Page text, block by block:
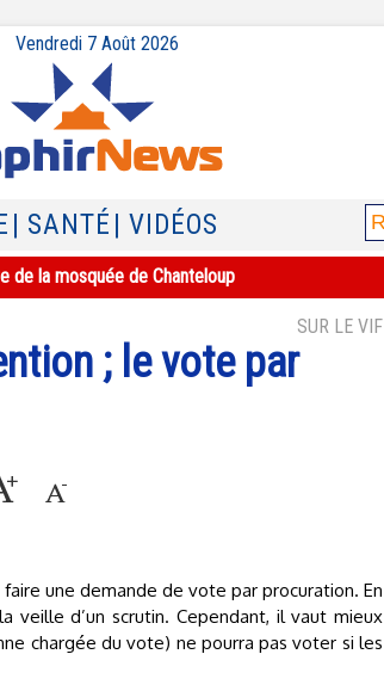
Vendredi 7 Août 2026
| SANTÉ | VIDÉOS
de la mosquée de Chanteloup
SUR LE VIF
; le vote par
une demande de vote par procuration. En
veille d’un scrutin. Cependant, il vaut mieux
chargée du vote) ne pourra pas voter si les